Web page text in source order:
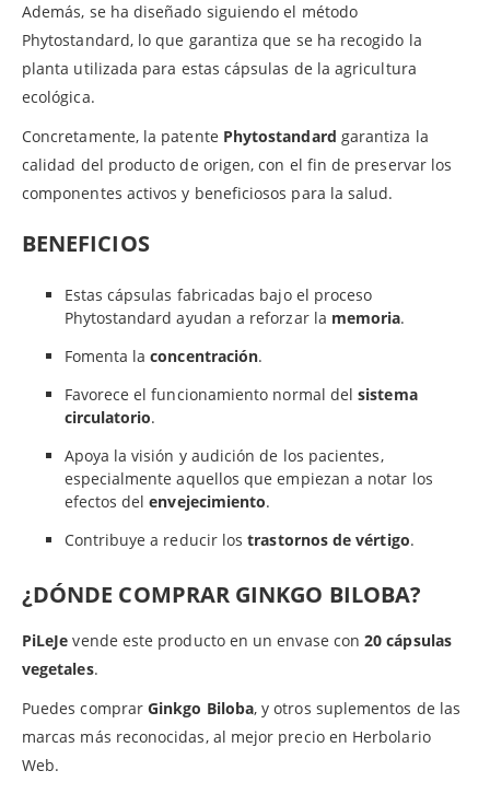
Además, se ha diseñado siguiendo el método
Phytostandard, lo que garantiza que se ha recogido la
planta utilizada para estas cápsulas de la agricultura
ecológica.
Concretamente, la patente Phytostandard garantiza la
calidad del producto de origen, con el fin de preservar los
componentes activos y beneficiosos para la salud.
BENEFICIOS
Estas cápsulas fabricadas bajo el proceso
Phytostandard ayudan a reforzar la memoria.
Fomenta laconcentración.
Favorece el funcionamiento normal delsistema
circulatorio.
Apoya la visión y audición de los pacientes,
especialmente aquellos que empiezan a notar los
efectos delenvejecimiento.
Contribuye a reducir lostrastornos de vértigo.
¿DÓNDE COMPRAR GINKGO BILOBA?
PiLeJe vende este producto en un envase con20 cápsulas
vegetales.
Puedes comprarGinkgo Biloba, y otros suplementos de las
marcas más reconocidas, al mejor precio en Herbolario
Web.